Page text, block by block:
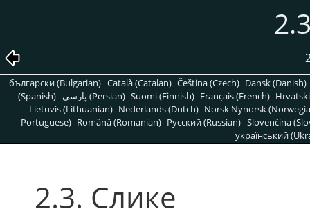
български (Bulgarian) Català (Catalan) Čeština (Czech) Dansk (Danish)
(Spanish)
پارسی (Persian) Suomi (Finnish) Français (French)
Lietuvis (Lithuanian) Nederlands (Dutch) Norsk Nynorsk
Portuguese) Română (Romanian) Pусский (Russian) Slovenčina
український
2.3. Слике